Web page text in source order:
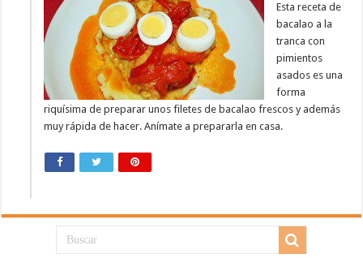
Esta receta de
bacalao a la
tranca con
pimientos
asados es una
forma
riquísima de preparar unos filetes de bacalao frescos y además
muy rápida de hacer. Anímate a prepararla en casa.